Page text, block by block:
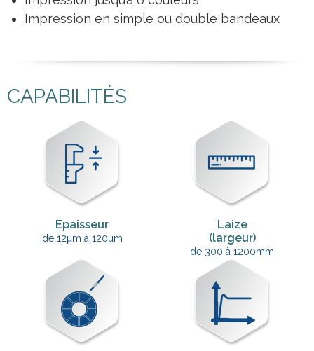
Impression en simple ou double bandeaux
CAPABILITÉS
Epaisseur
de 12µm à 120µm
Laize
(largeur)
de 300 à 1200mm